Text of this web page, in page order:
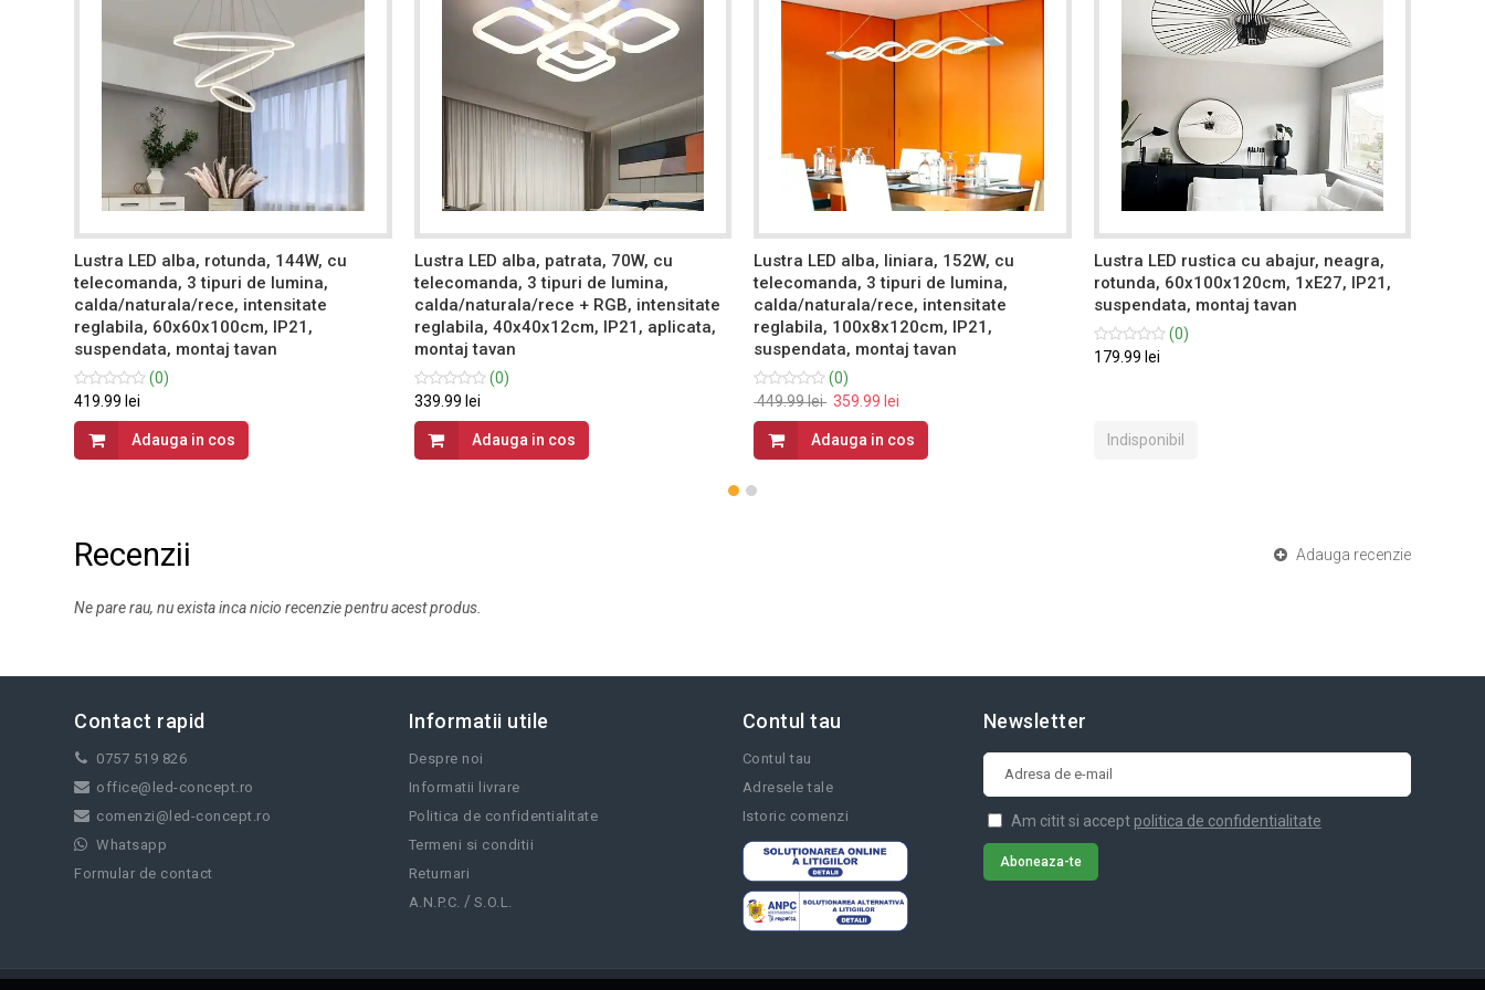
Lustra LED alba, rotunda, 144W, cu
telecomanda, 3 tipuri de lumina,
calda/naturala/rece, intensitate
reglabila, 60x60x100cm, IP21,
suspendata, montaj tavan
(0)
419.99 lei
Adauga in cos
Lustra LED alba, patrata, 70W, cu
telecomanda, 3 tipuri de lumina,
calda/naturala/rece + RGB, intensitate
reglabila, 40x40x12cm, IP21, aplicata,
montaj tavan
(0)
339.99 lei
Adauga in cos
Lustra LED alba, liniara, 152W, cu
telecomanda, 3 tipuri de lumina,
calda/naturala/rece, intensitate
reglabila, 100x8x120cm, IP21,
suspendata, montaj tavan
(0)
449.99 lei 359.99 lei
Adauga in cos
Lustra LED rustica cu abajur, neagra,
rotunda, 60x100x120cm, 1xE27, IP21,
suspendata, montaj tavan
(0)
179.99 lei
Indisponibil
Recenzii Adauga recenzie
Ne pare rau, nu exista inca nicio recenzie pentru acest produs.
Contact rapid
0757 519 826
office@led-concept.ro
comenzi@led-concept.ro
Whatsapp
Formular de contact
Informatii utile
Despre noi
Informatii livrare
Politica de confidentialitate
Termeni si conditii
Returnari
A.N.P.C. / S.O.L.
Contul tau
Contul tau
Adresele tale
Istoric comenzi
Newsletter
Am citit si accept politica de confidentialitate